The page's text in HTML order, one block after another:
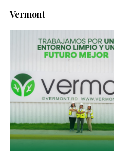
Vermont